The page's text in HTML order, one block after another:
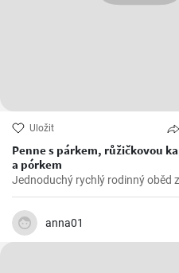
Uložit
Penne s párkem, růžičkovou
a pórkem
Jednoduchý rychlý rodinný oběd
anna01